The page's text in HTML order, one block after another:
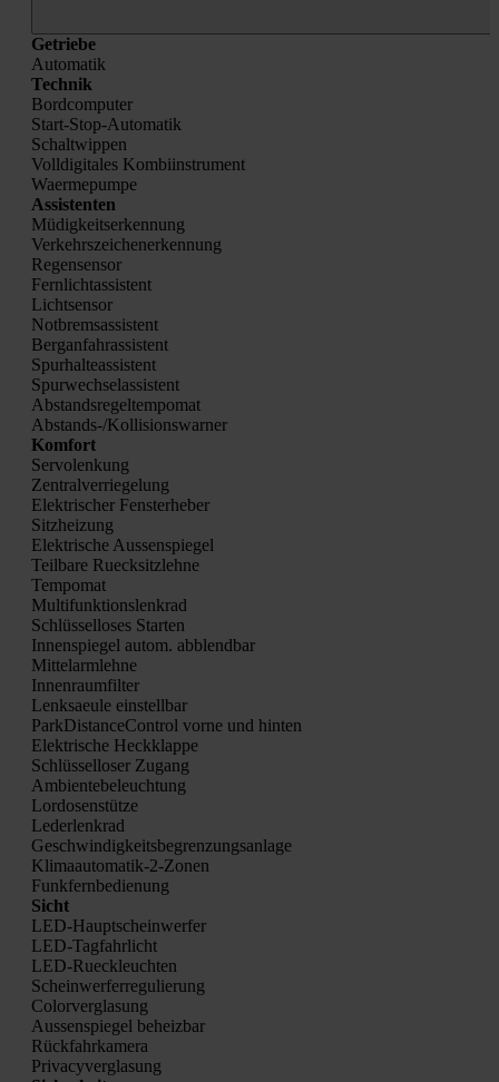
Getrie­be
Auto­ma­tik
Tech­nik
Bord­com­pu­ter
Start-Stop-Auto­ma­tik
Schalt­wip­pen
Voll­di­gi­ta­les Kom­bi­in­stru­ment
Waer­me­pum­pe
Assis­ten­ten
Müdig­keits­er­ken­nung
Ver­kehrs­zei­chen­er­ken­nung
Regen­sen­sor
Fern­licht­as­sis­tent
Licht­sen­sor
Not­brems­as­sis­tent
Berg­an­fahr­as­sis­tent
Spur­hal­te­as­sis­tent
Spur­wech­se­las­sis­tent
Abstands­re­gel­tem­po­mat
Abstands-/Kol­li­si­ons­war­ner
Kom­fort
Ser­vo­len­kung
Zen­tral­ver­rie­ge­lung
Elek­tri­scher Fens­ter­he­ber
Sitz­hei­zung
Elek­tri­sche Aus­sen­spie­gel
Teil­ba­re Rueck­sitz­leh­ne
Tem­po­mat
Mul­ti­funk­ti­ons­lenk­rad
Schlüs­sel­lo­ses Star­ten
Innen­spie­gel autom. abblend­bar
Mit­tel­arm­leh­ne
Innen­raum­fil­ter
Lenk­saeu­le ein­stell­bar
Park­Di­stance­Con­trol vor­ne und hin­ten
Elek­tri­sche Heck­klap­pe
Schlüs­sel­lo­ser Zugang
Ambi­en­te­be­leuch­tung
Lor­do­sen­stüt­ze
Leder­lenk­rad
Geschwin­dig­keits­be­gren­zungs­an­la­ge
Kli­ma­au­to­ma­tik-2-Zonen
Funk­fern­be­die­nung
Sicht
LED-Haupt­schein­wer­fer
LED-Tag­fahr­licht
LED-Rueck­leuch­ten
Schein­wer­fer­re­gu­lie­rung
Color­ver­gla­sung
Aus­sen­spie­gel beheiz­bar
Rück­fahr­ka­me­ra
Pri­va­cy­ver­gla­sung